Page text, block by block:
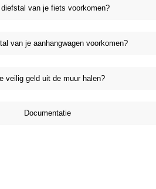
diefstal van je fiets voorkomen?
van je aanhangwagen voorkomen?
veilig geld uit de muur halen?
Documentatie